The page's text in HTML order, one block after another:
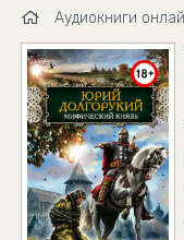
Аудиокниги